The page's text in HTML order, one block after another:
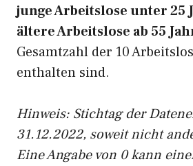
junge Arbeitslose unter 25
ältere Arbeitslose ab 55
Gesamtzahl der 10
enthalten sind.
Hinweis: Stichtag der
31.12.2022, soweit nicht
Eine Angabe von 0 kann